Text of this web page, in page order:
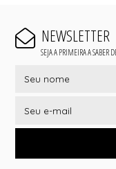
NEWSLETTER
SEJA A PRIMEIRA A SABER